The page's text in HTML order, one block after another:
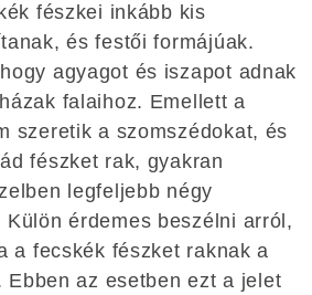
fészkei inkább kis
és festői formájúak.
agyagot és iszapot adnak
falaihoz. Emellett a
szeretik a szomszédokat, és
fészket rak, gyakran
legfeljebb négy
érdemes beszélni arról,
a fecskék fészket raknak a
az esetben ezt a jelet